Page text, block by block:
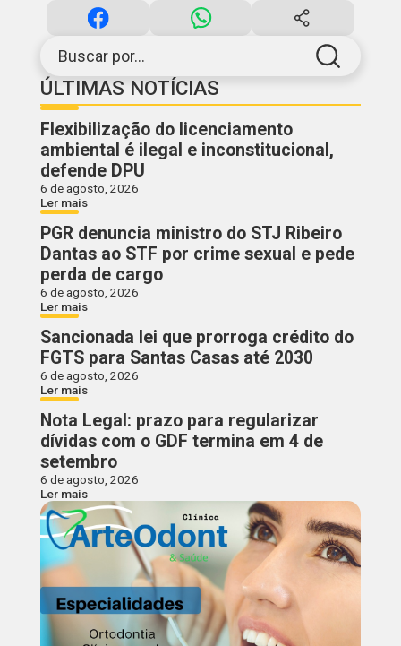
Buscar por...
ÚLTIMAS NOTÍCIAS
Flexibilização do licenciamento
ambiental é ilegal e inconstitucional,
defende DPU
6 de agosto, 2026
Ler mais
PGR denuncia ministro do STJ Ribeiro
Dantas ao STF por crime sexual e pede
perda de cargo
6 de agosto, 2026
Ler mais
Sancionada lei que prorroga crédito do
FGTS para Santas Casas até 2030
6 de agosto, 2026
Ler mais
Nota Legal: prazo para regularizar
dívidas com o GDF termina em 4 de
setembro
6 de agosto, 2026
Ler mais